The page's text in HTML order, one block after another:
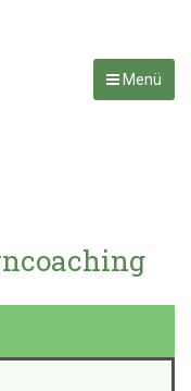
Menü